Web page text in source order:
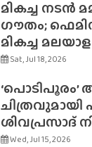
മികച്ച നടൻ
ഗൗതം;
മികച്ച
Sat, Jul 18, 2026
ചിത്രവുമായി
ശിവപ്രസാദ്
Wed, Jul 15, 2026